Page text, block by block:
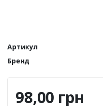
Артикул
Бренд
98,00 грн